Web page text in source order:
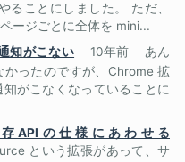
ることにしました。 ただ、
ージごとに全体を mini...
知がこない
10年前
あん
ったのですが、Chrome 拡
がこなくなっていることに
存APIの仕様にあわせる
という拡張があって、サ